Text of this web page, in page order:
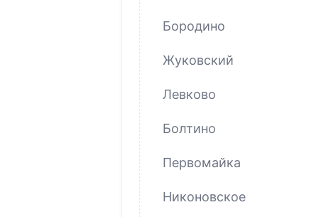
Бородино
Жуковский
Левково
Болтино
Первомайка
Никоновское